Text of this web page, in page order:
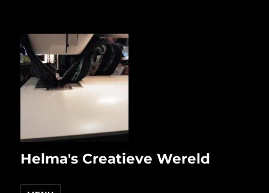
Helma's Creatieve Wereld